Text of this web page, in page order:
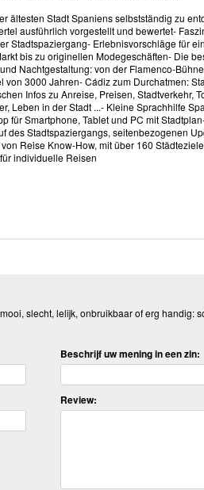
ältesten Stadt Spaniens selbstständig zu
ausführlich vorgestellt und bewertet-
Stadtspaziergang- Erlebnisvorschläge für
bis zu originellen Modegeschäften- Die
Nachtgestaltung: von der Flamenco-
3000 Jahren- Cádiz zum Durchatmen:
Infos zu Anreise, Preisen, Stadtverkehr,
Leben in der Stadt ...- Kleine Sprachhilfe
Smartphone, Tablet und PC mit
Stadtspaziergangs, seitenbezogenen
Reise Know-How, mit über 160
individuelle Reisen
slecht, lelijk, onbruikbaar of erg handig:
Beschrijf uw mening in een zin:
Review: